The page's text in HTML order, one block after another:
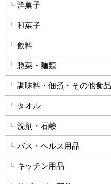
洋菓子
和菓子
飲料
惣菜・麺類
調味料・佃煮・その他食品
タオル
洗剤・石鹸
バス・ヘルス用品
キッチン用品